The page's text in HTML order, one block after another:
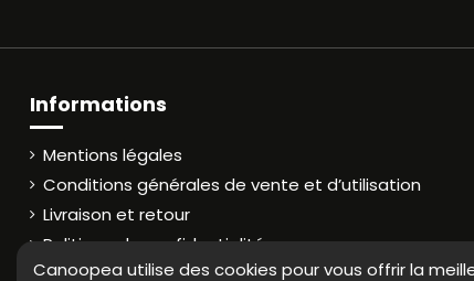
Informations
Mentions légales
Conditions générales de vente et d’utilisation
Livraison et retour
Politique de confidentialité
Canoopea utilise des cookies pour vous offrir la